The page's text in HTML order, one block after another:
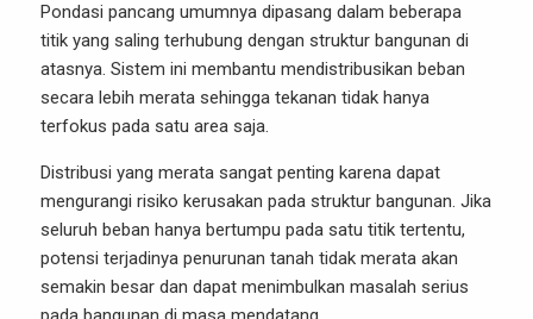
Pondasi pancang umumnya dipasang dalam beberapa
titik yang saling terhubung dengan struktur bangunan di
atasnya. Sistem ini membantu mendistribusikan beban
secara lebih merata sehingga tekanan tidak hanya
terfokus pada satu area saja.
Distribusi yang merata sangat penting karena dapat
mengurangi risiko kerusakan pada struktur bangunan. Jika
seluruh beban hanya bertumpu pada satu titik tertentu,
potensi terjadinya penurunan tanah tidak merata akan
semakin besar dan dapat menimbulkan masalah serius